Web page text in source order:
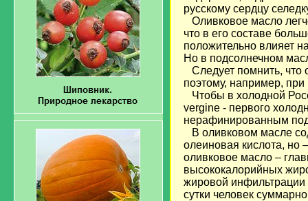
русскому сердцу
Оливковое масло
что в его составе
положительно влияет
Но в подсолнечном
Следует помнить,
поэтому, например,
Чтобы в холодной
vergine - первого
нерафинированным
В оливковом масле
олеиновая кислота, но
оливковое масло –
высококалорийных
жировой инфильтрации
сутки человек